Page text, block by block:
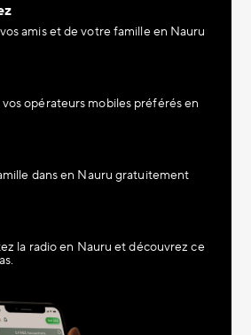
amis et de votre famille en Nauru
opérateurs mobiles préférés en
dans en Nauru gratuitement
la radio en Nauru et découvrez ce